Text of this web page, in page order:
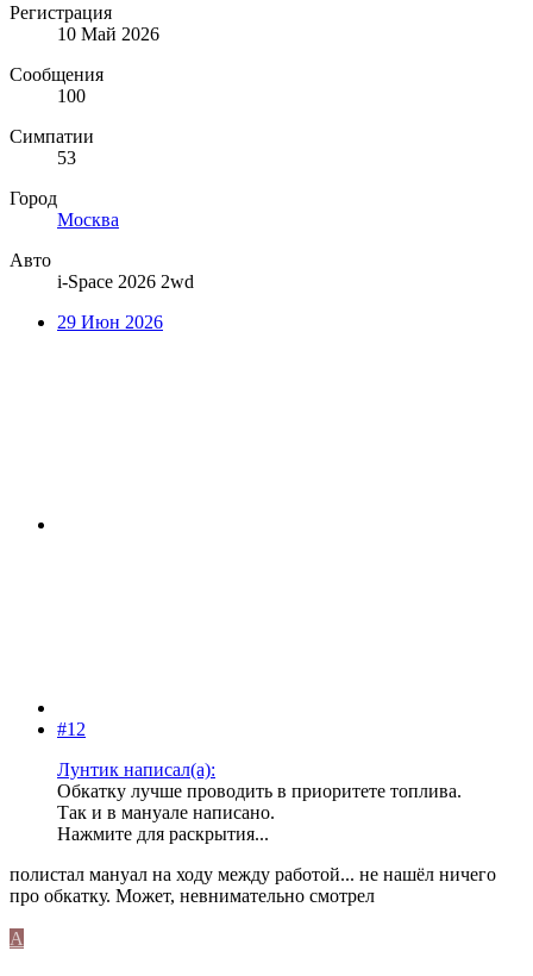
Регистрация
10 Май 2026
Сообщения
100
Симпатии
53
Город
Москва
Авто
i-Space 2026 2wd
29 Июн 2026
#12
Лунтик написал(а):
Обкатку лучше проводить в приоритете топлива.
Так и в мануале написано.
Нажмите для раскрытия...
полистал мануал на ходу между работой... не нашёл ничего
про обкатку. Может, невнимательно смотрел
A